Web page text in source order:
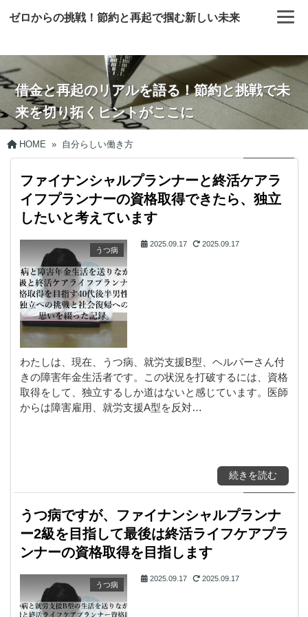
ゼロからの挑戦！節約と再起で掴む新しい未来
借金と再起のリアルを語る！節約と挑戦で未
来を切り拓くヒントがここに
HOME » 自分らしい働き方
ファイナンシャルプランナーと終活ケアラ
イフプランナーの資格取得できたら、独立
したいと考えています
うつ病
2025.09.17 2025.09.17
わたしは、現在、うつ病、就労支援B型、ヘルパーさん付
きの障害年金生活者です。この状況を打破するには、資格
取得をして、独立するしか道はないと感じています。医師
からは障害雇用、就労支援A型を反対…
続きを読む
うつ病ですが、ファイナンシャルプランナ
ー2級を目指して最後は終活ライフケアプラ
ンナーの資格取得を目指します
うつ病
2025.09.17 2025.09.17